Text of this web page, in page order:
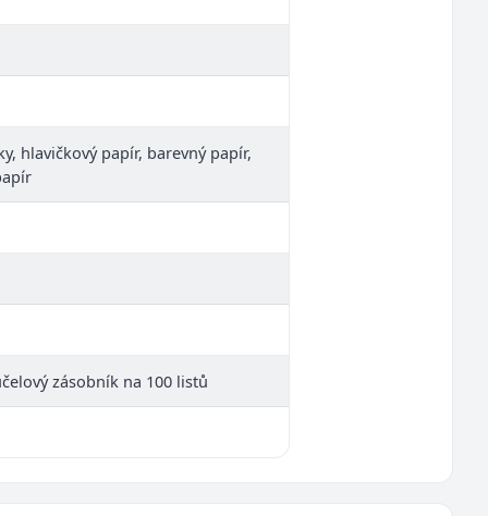
hlavičkový papír, barevný papír,
zásobník na 100 listů